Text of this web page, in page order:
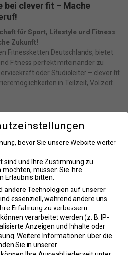
bei clever fit – Mache
für Sport, Lifestyle und Fitness
Zukunft!
Fitnessketten Deutschlands, bietet
Fitness perfekt miteinander zu
oder Studioleiter – clever fit
in Teilzeit, Vollzeit
Deinem Fachwissen und Deiner
um das Team zu
um den gemeinsamen Erfolg
und legst großen Wert
einem wachsenden Fitnessmarkt
Wissen in den Bereichen Fitness,
bevor Sie unsere Website weiter
sind und Ihre Zustimmung zu
müssen Sie Ihre
Erlaubnis bitten.
andere Technologien auf unserer
essenziell, während andere uns
Erfahrung zu verbessern.
verarbeitet werden (z. B. IP-
Anzeigen und Inhalte oder
Weitere Informationen über die
Sie in unserer